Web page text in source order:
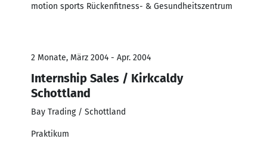
motion sports Rückenfitness- & Gesundheitszentrum
2 Monate, März 2004 - Apr. 2004
Internship Sales / Kirkcaldy
Schottland
Bay Trading / Schottland
Praktikum